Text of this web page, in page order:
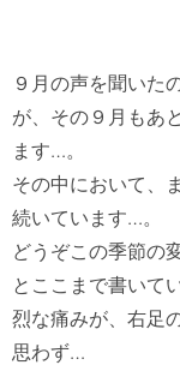
９月の声を聞いた
が、その９月もあ
ます…。
その中において、
続いています…。
どうぞこの季節の
とここまで書いて
烈な痛みが、右足
思わず…